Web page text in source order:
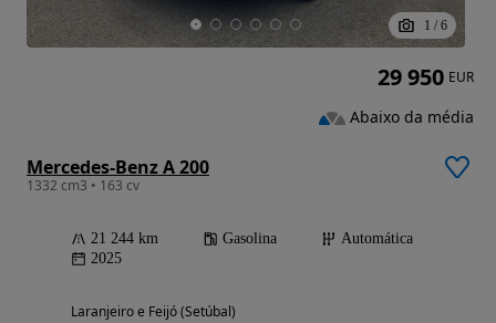
1 / 6
Mercedes-Benz A 200
1332 cm3 • 163 cv
21 244 km Gasolina
Automática
2025
Laranjeiro e Feijó (Setúbal)
29 950 EUR
Abaixo da média